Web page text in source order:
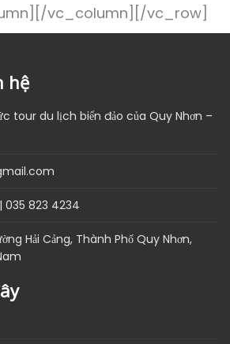
vc_column][/vc_row]
hệ
tour du lịch biển đảo của Quy Nhơn –
035 823 4234
Hải Cảng, Thành Phố Quy Nhơn,